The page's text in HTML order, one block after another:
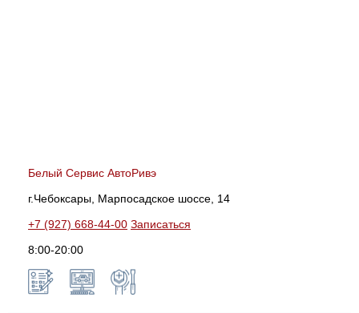
Белый Сервис АвтоРивэ
г.Чебоксары, Марпосадское шоссе, 14
+7 (927) 668-44-00 Записаться
8:00-20:00